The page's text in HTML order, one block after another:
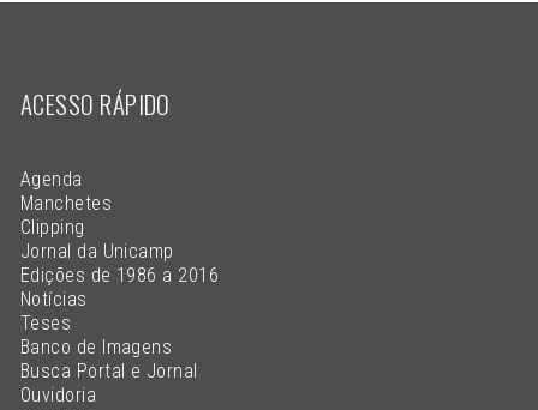
ACESSO RÁPIDO
Agenda
Manchetes
Clipping
Jornal da Unicamp
Edições de 1986 a 2016
Notícias
Teses
Banco de Imagens
Busca Portal e Jornal
Ouvidoria